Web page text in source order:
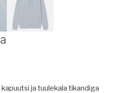
ja tuulekala tikandiga